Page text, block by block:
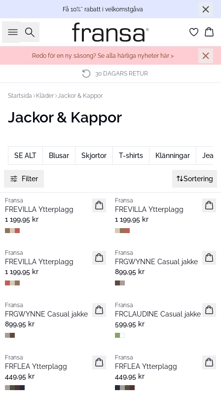
Få 10%* rabatt i velkomstgåva
Sök
Redo för en ny säsong? Se alla härliga nyheter här >
30 DAGARS RETUR
Startsida Kläder Jackor & Kappor
Jackor & Kappor
SE ALT Blusar Skjortor T-shirts Klänningar Jeans
Filter Sortering
Nyhet
Fransa
FREVILLA Ytterplagg
1 199,95 kr
Nyhet
Fransa
FREVILLA Ytterplagg
1 199,95 kr
Nyhet
Fransa
FREVILLA Ytterplagg
1 199,95 kr
Nyhet
Fransa
FRGWYNNE Casual jakke
899,95 kr
Nyhet
Fransa
FRGWYNNE Casual jakke
899,95 kr
Nyhet
Fransa
FRCLAUDINE Casual jakke
599,95 kr
Nyhet
Fransa
FRFLEA Ytterplagg
449,95 kr
Nyhet
Fransa
FRFLEA Ytterplagg
449,95 kr